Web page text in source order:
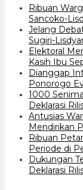
Ribuan
Sancoko-
Jelang
Sugiri-
Elektoral
Kasih Ibu
Dianggap
Ponorogo
1000
Deklarasi
Antusias
Mendirikan
Ribuan
Periode di
Dukungan
Deklarasi